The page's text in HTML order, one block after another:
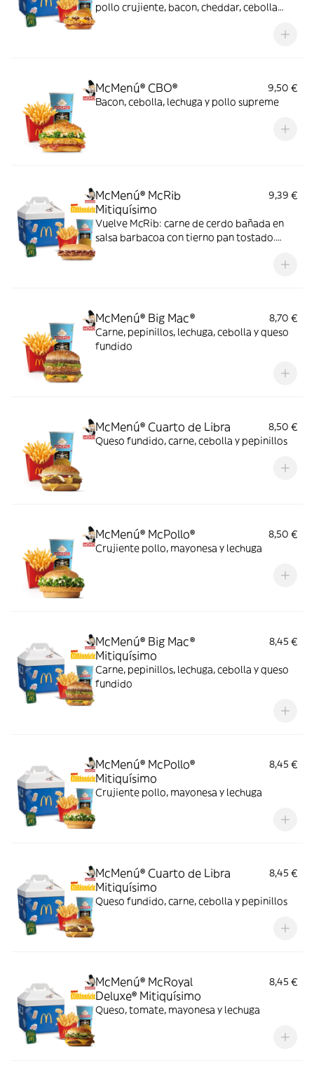
pollo crujiente, bacon, cheddar, cebolla
harina de trigo con copos de patata. ¡Sabor
McMenú® CBO®
9,50 €
Bacon, cebolla, lechuga y pollo supreme
McMenú® McRib
Mitiquísimo
9,39 €
Vuelve McRib: carne de cerdo bañada en
salsa barbacoa con tierno pan tostado.
McMenú® Big Mac®
8,70 €
Carne, pepinillos, lechuga, cebolla y queso
fundido
McMenú® Cuarto de Libra
8,50 €
Queso fundido, carne, cebolla y pepinillos
McMenú® McPollo®
8,50 €
Crujiente pollo, mayonesa y lechuga
McMenú® Big Mac®
Mitiquísimo
8,45 €
Carne, pepinillos, lechuga, cebolla y queso
fundido
McMenú® McPollo®
Mitiquísimo
8,45 €
Crujiente pollo, mayonesa y lechuga
McMenú® Cuarto de Libra
Mitiquísimo
8,45 €
Queso fundido, carne, cebolla y pepinillos
McMenú® McRoyal
Deluxe® Mitiquísimo
8,45 €
Queso, tomate, mayonesa y lechuga